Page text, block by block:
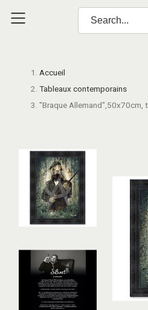
Accueil
Tableaux contemporains
"Braque Allemand",50x70cm,